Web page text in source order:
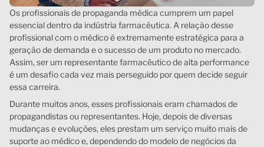
Os profissionais de propaganda médica cumprem um papel
essencial dentro da indústria farmacêutica. A relação desse
profissional com o médico é extremamente estratégica para a
geração de demanda e o sucesso de um produto no mercado.
Assim, ser um representante farmacêutico de alta performance
é um desafio cada vez mais perseguido por quem decide seguir
essa carreira.
Durante muitos anos, esses profissionais eram chamados de
propagandistas ou representantes. Hoje, depois de diversas
mudanças e evoluções, eles prestam um serviço muito mais de
suporte ao médico e, dependendo do modelo de negócios da